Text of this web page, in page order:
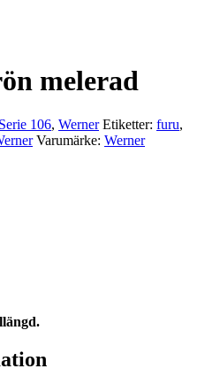
melerad
Serie 106, Werner Etiketter: furu,
Varumärke: Werner